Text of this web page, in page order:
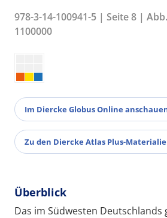
978-3-14-100941-5 | Seite 8 |
1100000
Im Diercke Globus Online
Zu den Diercke Atlas Plus-
Überblick
Das im Südwesten Deutschlands